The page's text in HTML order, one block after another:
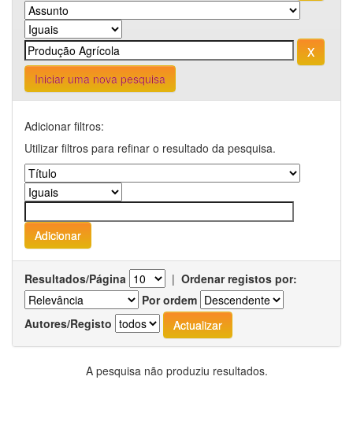
Iniciar uma nova pesquisa
Adicionar filtros:
Utilizar filtros para refinar o resultado da pesquisa.
Resultados/Página | Ordenar registos por:
Por ordem
Autores/Registo
A pesquisa não produziu resultados.